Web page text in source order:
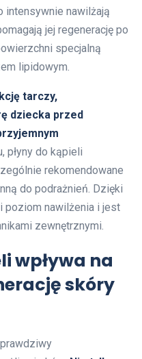
intensywnie nawilżają
jej regenerację po
specjalną
lipidowym.
tarczy,
dziecka przed
płyny do kąpieli
rekomendowane
do podrażnień. Dzięki
poziom nawilżenia i jest
zewnętrznymi.
wpływa na
skóry